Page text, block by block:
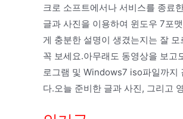
크로 소프트에서나 서비스를 종료
글과 사진을 이용하여 윈도우 7포
게 충분한 설명이 생겼는지는 잘
꼭 보세요.아무래도 동영상을 보
로그램 및 Windows7 iso파일까지
다.오늘 준비한 글과 사진, 그리고